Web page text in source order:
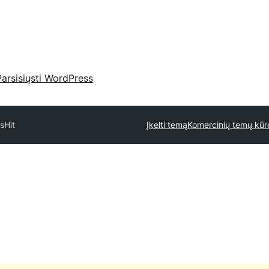
WordPress
Hit Įkelti temąKomercinių temų